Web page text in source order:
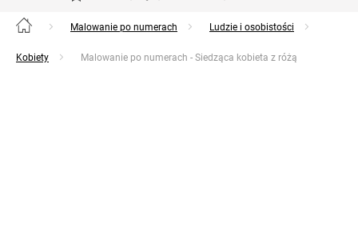
Home Malowanie po numerach Ludzie i osobistości
Kobiety Malowanie po numerach - Siedząca kobieta z różą